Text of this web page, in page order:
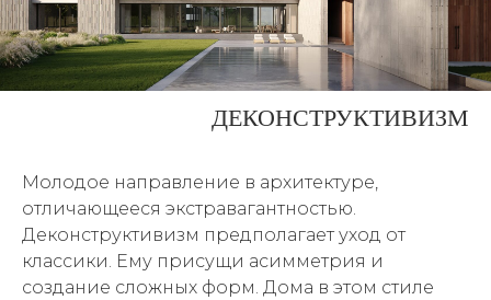
ДЕКОНСТРУКТИВИЗМ
Молодое направление в архитектуре,
отличающееся экстравагантностью.
Деконструктивизм предполагает уход от
классики. Ему присущи асимметрия и
создание сложных форм. Дома в этом стиле